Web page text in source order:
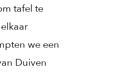
tafel te
we een
Duiven